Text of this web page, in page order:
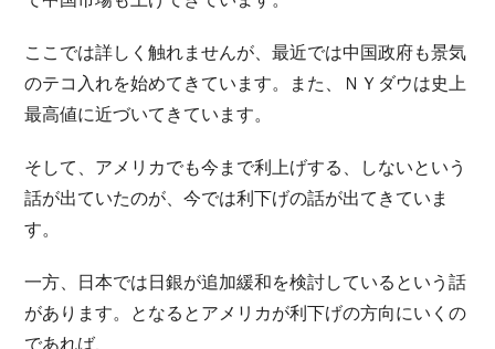
ここでは詳しく触れませんが、最近では中国政府も景気
のテコ入れを始めてきています。また、ＮＹダウは史上
最高値に近づいてきています。
そして、アメリカでも今まで利上げする、しないという
話が出ていたのが、今では利下げの話が出てきていま
す。
一方、日本では日銀が追加緩和を検討しているという話
があります。となるとアメリカが利下げの方向にいくの
であれば、